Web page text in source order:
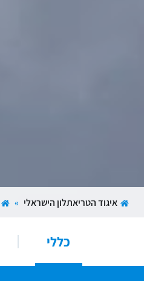
איגוד הטריאתלון הישראלי »
כללי